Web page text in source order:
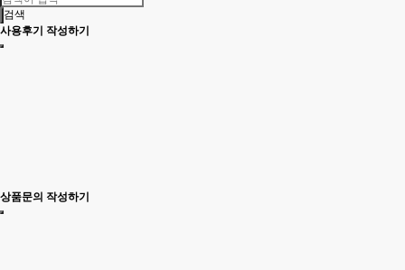
검색
사용후기 작성하기
상품문의 작성하기